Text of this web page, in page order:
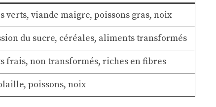
verts, viande maigre, poissons gras, noix
du sucre, céréales, aliments transformés
frais, non transformés, riches en fibres
poissons, noix